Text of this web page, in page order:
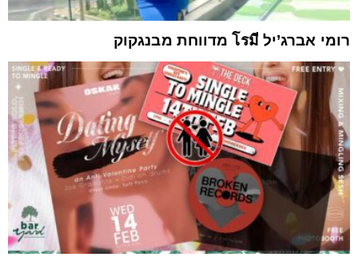
רומי אברג’יל โรมี מדווחת מבנגקוק